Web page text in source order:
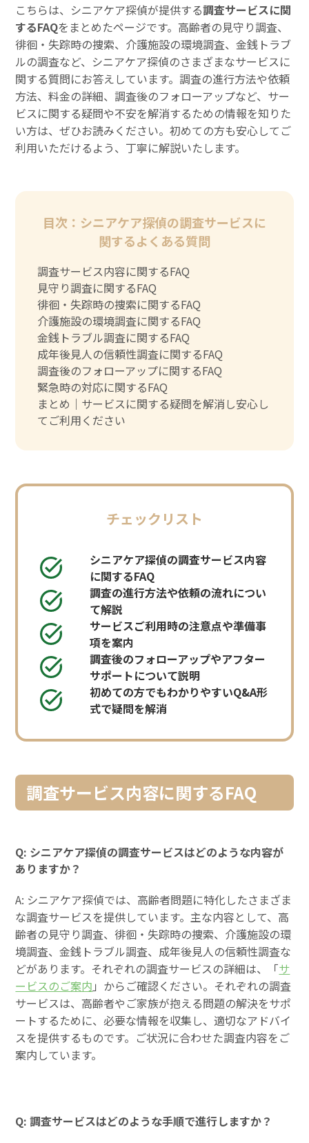
こちらは、シニアケア探偵が提供する調査サービスに関
するFAQをまとめたページです。高齢者の見守り調査、
徘徊・失踪時の捜索、介護施設の環境調査、金銭トラブ
ルの調査など、シニアケア探偵のさまざまなサービスに
関する質問にお答えしています。調査の進行方法や依頼
方法、料金の詳細、調査後のフォローアップなど、サー
ビスに関する疑問や不安を解消するための情報を知りた
い方は、ぜひお読みください。初めての方も安心してご
利用いただけるよう、丁寧に解説いたします。
目次：シニアケア探偵の調査サービスに
関するよくある質問
調査サービス内容に関するFAQ
見守り調査に関するFAQ
徘徊・失踪時の捜索に関するFAQ
介護施設の環境調査に関するFAQ
金銭トラブル調査に関するFAQ
成年後見人の信頼性調査に関するFAQ
調査後のフォローアップに関するFAQ
緊急時の対応に関するFAQ
まとめ｜サービスに関する疑問を解消し安心し
てご利用ください
チェックリスト
シニアケア探偵の調査サービス内容
に関するFAQ
調査の進行方法や依頼の流れについ
て解説
サービスご利用時の注意点や準備事
項を案内
調査後のフォローアップやアフター
サポートについて説明
初めての方でもわかりやすいQ&A形
式で疑問を解消
調査サービス内容に関するFAQ
Q: シニアケア探偵の調査サービスはどのような内容が
ありますか？
A: シニアケア探偵では、高齢者問題に特化したさまざま
な調査サービスを提供しています。主な内容として、高
齢者の見守り調査、徘徊・失踪時の捜索、介護施設の環
境調査、金銭トラブル調査、成年後見人の信頼性調査な
どがあります。それぞれの調査サービスの詳細は、「サ
ービスのご案内 」からご確認ください。それぞれの調査
サービスは、高齢者やご家族が抱える問題の解決をサポ
ートするために、必要な情報を収集し、適切なアドバイ
スを提供するものです。ご状況に合わせた調査内容をご
案内しています。
Q: 調査サービスはどのような手順で進行しますか？